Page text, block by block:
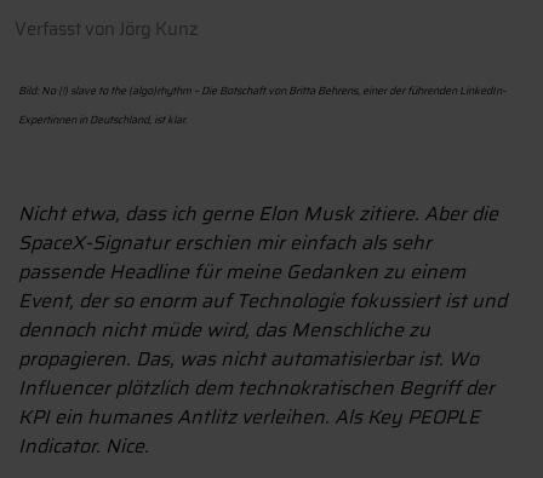
Verfasst von Jörg Kunz
Bild: No (!) slave to the (algo)rhythm – Die Botschaft von Britta Behrens, einer der führenden LinkedIn-
Expertinnen in Deutschland, ist klar.
Nicht etwa, dass ich gerne Elon Musk zitiere. Aber die
SpaceX-Signatur erschien mir einfach als sehr
passende Headline für meine Gedanken zu einem
Event, der so enorm auf Technologie fokussiert ist und
dennoch nicht müde wird, das Menschliche zu
propagieren. Das, was nicht automatisierbar ist. Wo
Influencer plötzlich dem technokratischen Begriff der
KPI ein humanes Antlitz verleihen. Als Key PEOPLE
Indicator. Nice.